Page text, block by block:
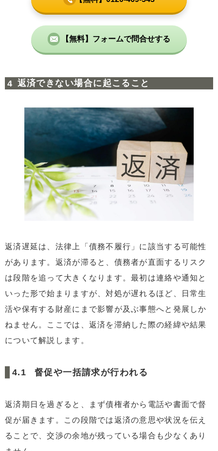
【無料】フォームで問合せする
返済できない場合に起こること
返済遅延は、法律上「債務不履行」に該当する可能性
があります。返済が滞ると、債務者が直面するリスク
は段階を追って大きくなります。最初は連絡や通知と
いった形で始まりますが、対処が遅れるほど、日常生
活や保有する財産にまで影響が及ぶ事態へと発展しか
ねません。ここでは、返済を滞納した際の経緯や結果
について解説します。
督促や一括請求が行われる
返済期日を過ぎると、まず債権者から電話や書面で督
促が届きます。この段階では返済の意思や状況を伝え
ることで、交渉の余地が残っている場合も少なくあり